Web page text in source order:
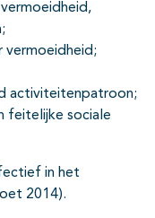
vermoeidheid;
activiteitenpatroon;
feitelijke sociale
in het
2014).